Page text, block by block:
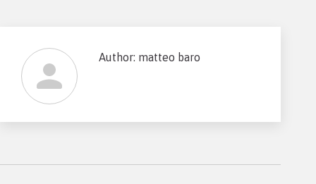
Author: matteo baro